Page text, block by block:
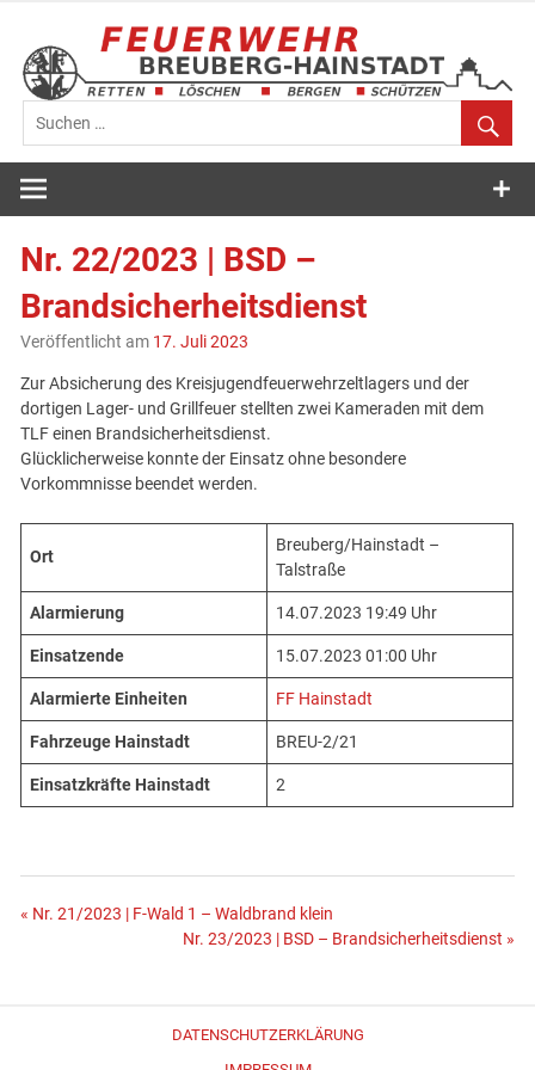
springen
Feuerwehr
Breuberg-
Hainstadt
Nr. 22/2023 | BSD –
Brandsicherheitsdienst
Veröffentlicht am 17. Juli 2023
Zur Absicherung des Kreisjugendfeuerwehrzeltlagers und der
dortigen Lager- und Grillfeuer stellten zwei Kameraden mit dem
TLF einen Brandsicherheitsdienst.
Glücklicherweise konnte der Einsatz ohne besondere
Vorkommnisse beendet werden.
Ort
Breuberg/Hainstadt –
Talstraße
Alarmierung 14.07.2023 19:49 Uhr
Einsatzende 15.07.2023 01:00 Uhr
Alarmierte Einheiten FF Hainstadt
Fahrzeuge Hainstadt BREU-2/21
Einsatzkräfte Hainstadt 2
Beitragsnavigation
« Nr. 21/2023 | F-Wald 1 – Waldbrand klein
Nr. 23/2023 | BSD – Brandsicherheitsdienst »
DATENSCHUTZERKLÄRUNG